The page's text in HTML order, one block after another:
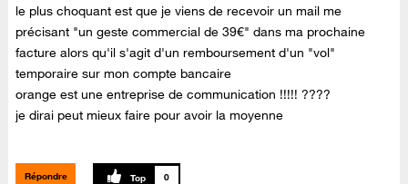
le plus choquant est que je viens de recevoir un mail me
précisant "un geste commercial de 39€" dans ma prochaine
facture alors qu'il s'agit d'un remboursement d'un "vol"
temporaire sur mon compte bancaire
orange est une entreprise de communication !!!!! ????
je dirai peut mieux faire pour avoir la moyenne
Répondre 0